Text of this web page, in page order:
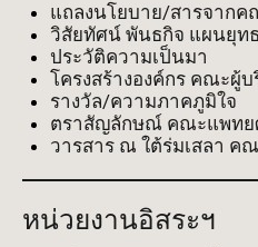
แถลงนโยบาย/สารจาก
วิสัยทัศน์ พันธกิจ แผนยุท
ประวัติความเป็นมา
โครงสร้างองค์กร คณะผู้บ
รางวัล/ความภาคภูมิใจ
ตราสัญลักษณ์ คณะแพทย
วารสาร ณ ใต้ร่มเสลา ค
หน่วยงานอิสระฯ